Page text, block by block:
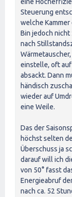
Steuerung
welche Kammer
Bin jedoch
nach
einstelle, oft auf
absackt. Dann
händisch
wieder auf
eine Weile.
Das der
höchst selten
Überschuss ja
darauf will ich
von 50° fasst
Energieabruf
nach ca. 52